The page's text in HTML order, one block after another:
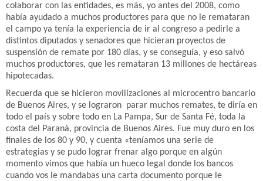
colaborar con las entidades, es más, yo antes del 2008, como
había ayudado a muchos productores para que no le remataran
el campo ya tenía la experiencia de ir al congreso a pedirle a
distintos diputados y senadores que hicieran proyectos de
suspensión de remate por 180 días, y se conseguía, y eso salvó
muchos productores, que les remataran 13 millones de hectáreas
hipotecadas.
Recuerda que se hicieron movilizaciones al microcentro bancario
de Buenos Aires, y se lograron parar muchos remates, te diría en
todo el país y sobre todo en La Pampa, Sur de Santa Fé, toda la
costa del Paraná, provincia de Buenos Aires. Fue muy duro en los
finales de los 80 y 90, y cuenta «teníamos una serie de
estrategias y se pudo lograr frenar algo porque en algún
momento vimos que había un hueco legal donde los bancos
cuando vos le mandabas una carta documento porque le